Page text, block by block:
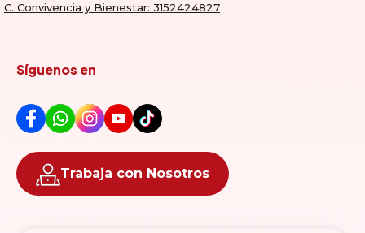
C. Convivencia y Bienestar: 3152424827
Síguenos en
Trabaja con Nosotros